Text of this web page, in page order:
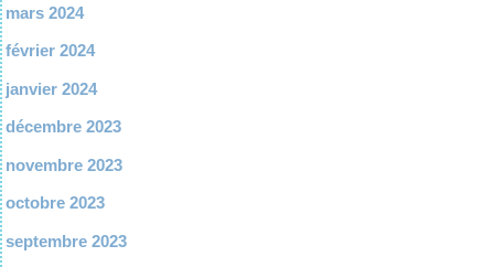
mars 2024
février 2024
janvier 2024
décembre 2023
novembre 2023
octobre 2023
septembre 2023